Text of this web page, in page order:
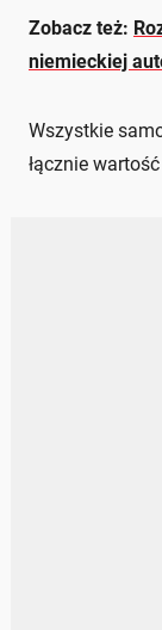
Zobacz też:
niemieckiej
Wszystkie
łącznie